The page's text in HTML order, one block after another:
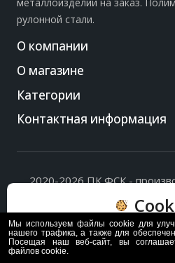
рулонной стали.
О компании
О магазине
Категории
Контактная информация
2020-2026 ПК ФСК -
Политика обработки
на их
Пользуясь сайтом, вы
обработки и
Мы используем файлы cookie для
нашего трафика, а также для
Посещая наш веб-сайт, вы
файлов cookie.